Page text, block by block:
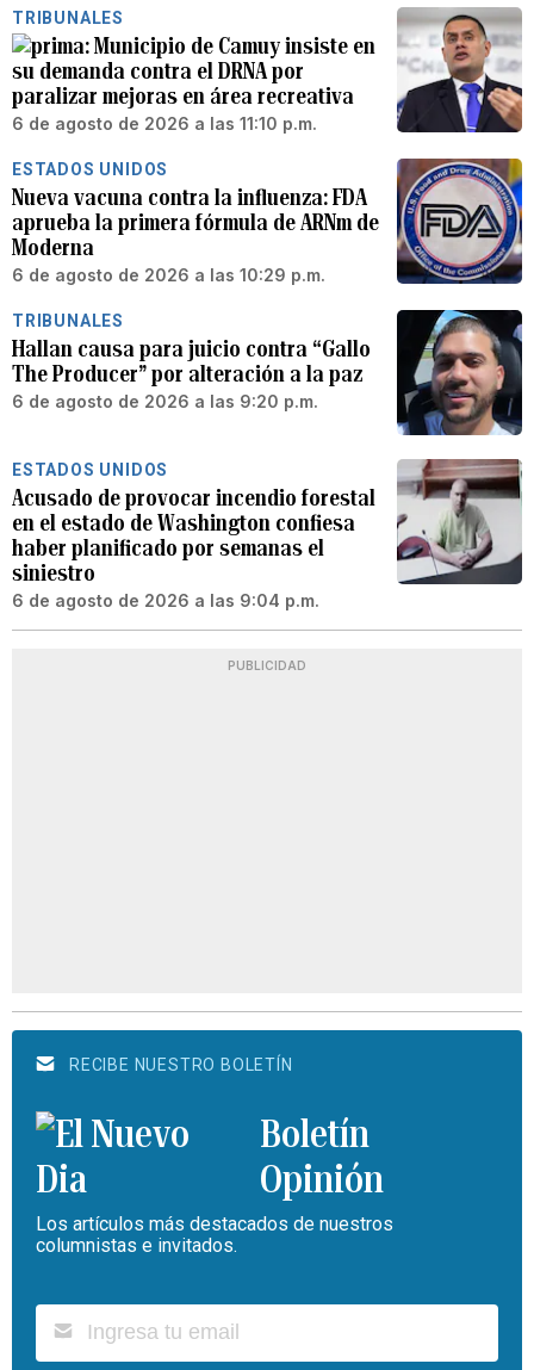
TRIBUNALES
Municipio de Camuy insiste en
su demanda contra el DRNA por
paralizar mejoras en área recreativa
6 de agosto de 2026 a las 11:10 p.m.
ESTADOS UNIDOS
Nueva vacuna contra la influenza: FDA
aprueba la primera fórmula de ARNm de
Moderna
6 de agosto de 2026 a las 10:29 p.m.
TRIBUNALES
Hallan causa para juicio contra “Gallo
The Producer” por alteración a la paz
6 de agosto de 2026 a las 9:20 p.m.
ESTADOS UNIDOS
Acusado de provocar incendio forestal
en el estado de Washington confiesa
haber planificado por semanas el
siniestro
6 de agosto de 2026 a las 9:04 p.m.
PUBLICIDAD
RECIBE NUESTRO BOLETÍN
Boletín
Opinión
Los artículos más destacados de nuestros
columnistas e invitados.